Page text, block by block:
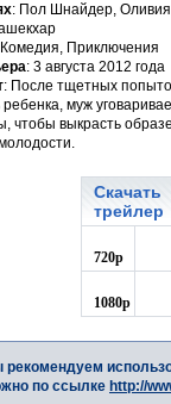
: Пол Шнайдер,
Приключения
: 3 августа 2012 года
: После тщетных
ребенка, муж
чтобы выкрасть
Скачать
трейлер
720p
1080p
по ссылке http://